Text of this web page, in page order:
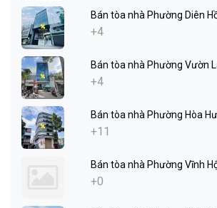
Bán tòa nhà Phường Diên
+4
Bán tòa nhà Phường Vườn
+4
Bán tòa nhà Phường Hòa
+11
Bán tòa nhà Phường Vĩnh
+0